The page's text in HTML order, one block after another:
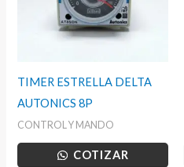
TIMER ESTRELLA DELTA
AUTONICS 8P
CONTROL Y MANDO
COTIZAR